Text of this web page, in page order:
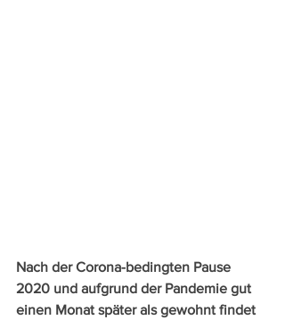
Nach der Corona-bedingten Pause
2020 und aufgrund der Pandemie gut
einen Monat später als gewohnt findet